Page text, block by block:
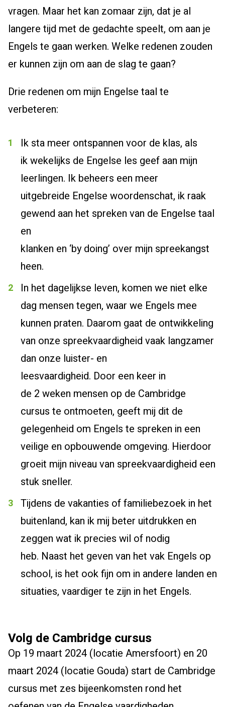
vragen. Maar het kan zomaar zijn, dat je al
langere tijd met de gedachte speelt, om aan je
Engels te gaan werken. Welke redenen zouden
er kunnen zijn om aan de slag te gaan?
Drie redenen om mijn Engelse taal te
verbeteren:
Ik sta meer ontspannen voor de klas, als
ikwekelijks de Engelse les geef aan mijn
leerlingen. Ik beheers een meer
uitgebreide Engelse woordenschat, ik raak
gewend aan het spreken van de Engelse taal
en
klanken en ‘by doing’ over mijn spreekangst
heen.
In het dagelijkse leven, komen we niet elke
dag mensen tegen, waar we Engels mee
kunnen praten. Daarom gaat de ontwikkeling
van onze spreekvaardigheid vaak langzamer
dan onze luister- en
leesvaardigheid. Door een keer in
de 2 weken mensen op de Cambridge
cursus te ontmoeten, geeft mij dit de
gelegenheid om Engels te spreken in een
veilige en opbouwende omgeving. Hierdoor
groeit mijn niveau van spreekvaardigheid een
stuk sneller.
Tijdens de vakanties of familiebezoek in het
buitenland, kan ik mij beter uitdrukken en
zeggen wat ik precies wil of nodig
heb. Naast het geven van het vak Engels op
school, is het ook fijn om in andere landen en
situaties, vaardiger te zijn in het Engels.
Volg de Cambridge cursus
Op 19 maart 2024 (locatie Amersfoort) en 20
maart 2024 (locatie Gouda) start de Cambridge
cursus met zes bijeenkomsten rond het